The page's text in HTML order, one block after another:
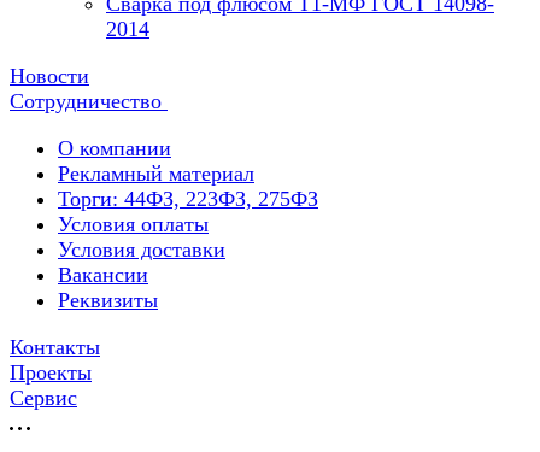
2014
Новости
Сотрудничество
О компании
Рекламный материал
Торги: 44ФЗ, 223ФЗ, 275ФЗ
Условия оплаты
Условия доставки
Вакансии
Реквизиты
Контакты
Проекты
Сервис